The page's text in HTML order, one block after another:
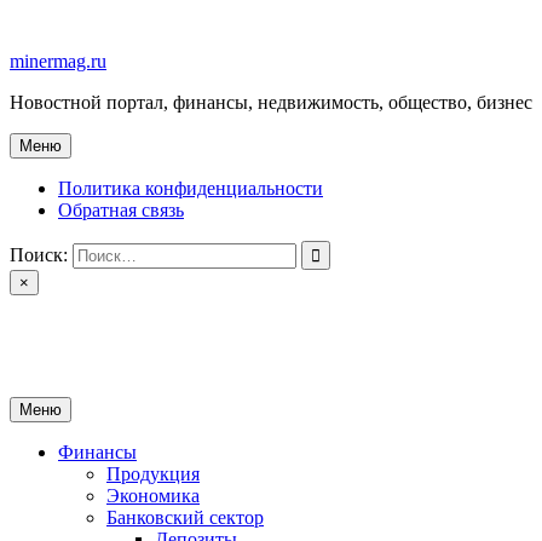
содержимому
minermag.ru
Новостной портал, финансы, недвижимость, общество, бизнес
Меню
Политика конфиденциальности
Обратная связь
Поиск:
×
Меню
Финансы
Продукция
Экономика
Банковский сектор